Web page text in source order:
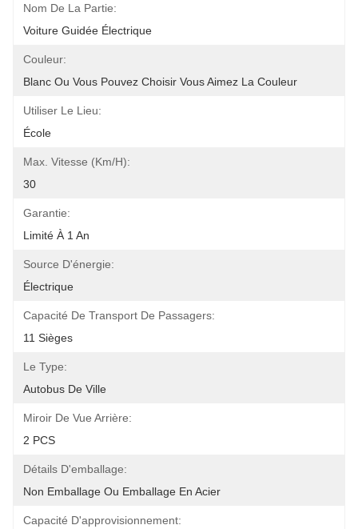
Nom De La Partie:
Voiture Guidée Électrique
Couleur:
Blanc Ou Vous Pouvez Choisir Vous Aimez La Couleur
Utiliser Le Lieu:
École
Max. Vitesse (km/h):
30
Garantie:
Limité À 1 An
Source D'énergie:
Électrique
Capacité De Transport De Passagers:
11 Sièges
Le Type:
Autobus De Ville
Miroir De Vue Arrière:
2 PCS
Détails D'emballage:
Non Emballage Ou Emballage En Acier
Capacité D'approvisionnement: